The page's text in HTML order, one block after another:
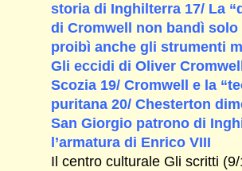
storia di Inghilterra 17/ La
di Cromwell non bandì solo
proibì anche gli strumenti
Gli eccidi di Oliver
Scozia 19/ Cromwell e la
puritana 20/ Chesterton
San Giorgio patrono di
l’armatura di Enrico VIII
Il centro culturale Gli scritti